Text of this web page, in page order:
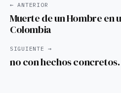
← ANTERIOR
Muerte de un Hombre en
Colombia
SIGUIENTE →
no con hechos concretos.